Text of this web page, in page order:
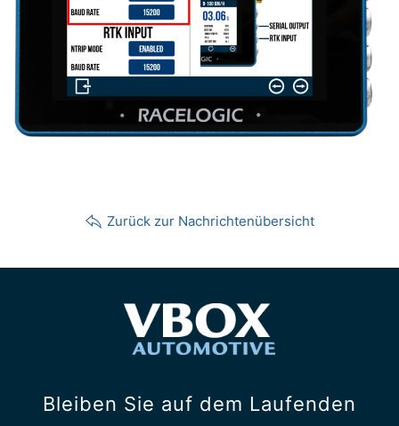
Zurück zur Nachrichtenübersicht
Bleiben Sie auf dem Laufenden